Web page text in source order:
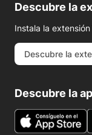
Descubre la
Instala la
Descubre la
Descubre la